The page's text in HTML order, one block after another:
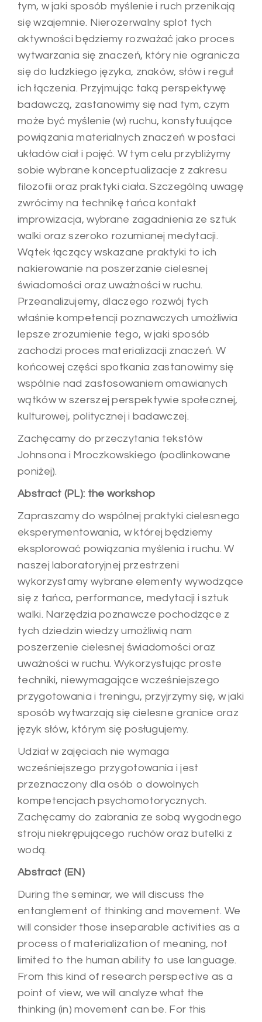
tym, w jaki sposób myślenie i ruch przenikają
się wzajemnie. Nierozerwalny splot tych
aktywności będziemy rozważać jako proces
wytwarzania się znaczeń, który nie ogranicza
się do ludzkiego języka, znaków, słów i reguł
ich łączenia. Przyjmując taką perspektywę
badawczą, zastanowimy się nad tym, czym
może być myślenie (w) ruchu, konstytuujące
powiązania materialnych znaczeń w postaci
układów ciał i pojęć. W tym celu przybliżymy
sobie wybrane konceptualizacje z zakresu
filozofii oraz praktyki ciała. Szczególną uwagę
zwrócimy na technikę tańca kontakt
improwizacja, wybrane zagadnienia ze sztuk
walki oraz szeroko rozumianej medytacji.
Wątek łączący wskazane praktyki to ich
nakierowanie na poszerzanie cielesnej
świadomości oraz uważności w ruchu.
Przeanalizujemy, dlaczego rozwój tych
właśnie kompetencji poznawczych umożliwia
lepsze zrozumienie tego, w jaki sposób
zachodzi proces materializacji znaczeń. W
końcowej części spotkania zastanowimy się
wspólnie nad zastosowaniem omawianych
wątków w szerszej perspektywie społecznej,
kulturowej, politycznej i badawczej.
Zachęcamy do przeczytania tekstów
Johnsona i Mroczkowskiego (podlinkowane
poniżej).
Abstract (PL): the workshop
Zapraszamy do wspólnej praktyki cielesnego
eksperymentowania, w której będziemy
eksplorować powiązania myślenia i ruchu. W
naszej laboratoryjnej przestrzeni
wykorzystamy wybrane elementy wywodzące
się z tańca, performance, medytacji i sztuk
walki. Narzędzia poznawcze pochodzące z
tych dziedzin wiedzy umożliwią nam
poszerzenie cielesnej świadomości oraz
uważności w ruchu. Wykorzystując proste
techniki, niewymagające wcześniejszego
przygotowania i treningu, przyjrzymy się, w jaki
sposób wytwarzają się cielesne granice oraz
język słów, którym się posługujemy.
Udział w zajęciach nie wymaga
wcześniejszego przygotowania i jest
przeznaczony dla osób o dowolnych
kompetencjach psychomotorycznych.
Zachęcamy do zabrania ze sobą wygodnego
stroju niekrępującego ruchów oraz butelki z
wodą.
Abstract (EN)
During the seminar, we will discuss the
entanglement of thinking and movement. We
will consider those inseparable activities as a
process of materialization of meaning, not
limited to the human ability to use language.
From this kind of research perspective as a
point of view, we will analyze what the
thinking (in) movement can be. For this